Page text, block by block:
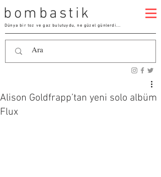
bombastik
Dünya bir toz ve gaz bulutuydu, ne güzel günlerdi...
Alison Goldfrapp’tan yeni solo albüm
Flux